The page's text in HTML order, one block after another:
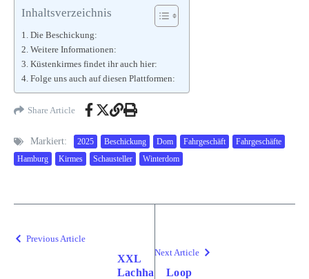
Inhaltsverzeichnis
Die Beschickung:
Weitere Informationen:
Küstenkirmes findet ihr auch hier:
Folge uns auch auf diesen Plattformen:
Share Article
Markiert: 2025 Beschickung Dom Fahrgeschäft
Fahrgeschäfte
Hamburg
Kirmes Schausteller Winterdom
Previous Article
XXL
Lachha
Next Article
Loop